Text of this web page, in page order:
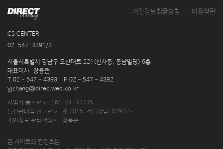
개인정보취급방침 이용약관
CS CENTER
02-547-4391/3
주
소
서울시특별시 강남구 도산대로 221(신사동, 동남빌딩) 6층
대표이사 장용준
연
락
T.02 - 547 - 4393
F.02 - 547 - 4392
이
일
yjchang@directwed.co.kr
사업자 등록번호
261-81-13735
통신판매업 신고번호 제 2015-서울강남-02927호
개인정보 관리책임자 장용준
본 사이트의 컨텐츠는